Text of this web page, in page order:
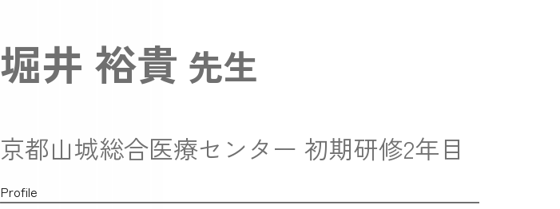
堀井 裕貴 先生
京都山城総合医療センター 初期研修2年目
Profile